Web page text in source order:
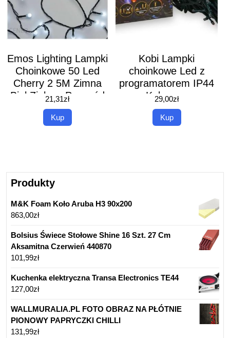
Emos Lighting Lampki
Choinkowe 50 Led
Cherry 2 5M Zimna
Biel Zielony Przewód
Ip20 1550052007
21,31zł
Kup
Kobi Lampki
choinkowe Led z
programatorem IP44
Kolorowe
29,00zł
Kup
Produkty
M&K Foam Koło Aruba H3 90x200
863,00zł
Bolsius Świece Stołowe Shine 16 Szt. 27 Cm
Aksamitna Czerwień 440870
101,99zł
Kuchenka elektryczna Transa Electronics TE44
127,00zł
WALLMURALIA.PL FOTO OBRAZ NA PŁÓTNIE
PIONOWY PAPRYCZKI CHILLI
131,99zł